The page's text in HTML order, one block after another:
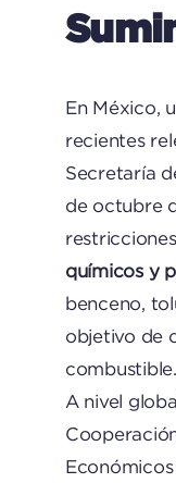
En México,
recientes
Secretaría
de octubre
químicos y
benceno,
objetivo de
combustible.
A nivel